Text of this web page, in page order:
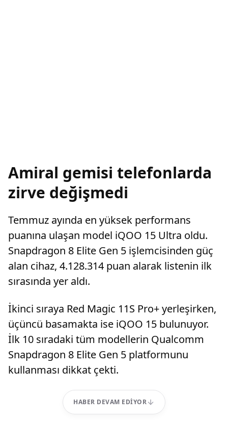
Amiral gemisi telefonlarda
zirve değişmedi
Temmuz ayında en yüksek performans
puanına ulaşan model iQOO 15 Ultra oldu.
Snapdragon 8 Elite Gen 5 işlemcisinden güç
alan cihaz, 4.128.314 puan alarak listenin ilk
sırasında yer aldı.
İkinci sıraya Red Magic 11S Pro+ yerleşirken,
üçüncü basamakta ise iQOO 15 bulunuyor.
İlk 10 sıradaki tüm modellerin Qualcomm
Snapdragon 8 Elite Gen 5 platformunu
kullanması dikkat çekti.
HABER DEVAM EDIYOR